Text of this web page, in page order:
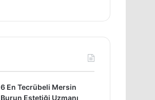
6 En Tecrübeli Mersin
Burun Estetiği Uzmanı